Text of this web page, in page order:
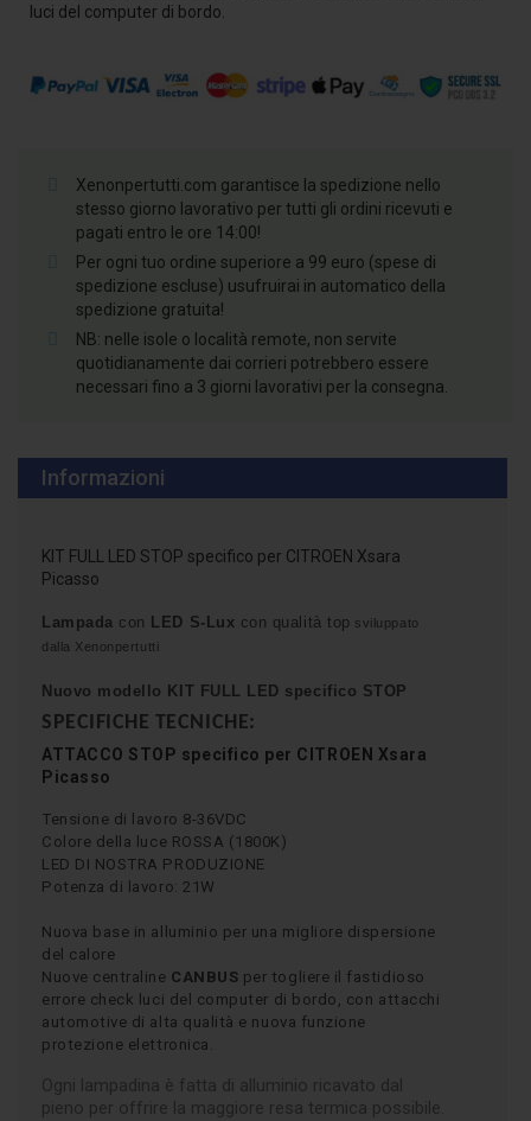
luci del computer di bordo.
Xenonpertutti.com garantisce la spedizione nello
stesso giorno lavorativo per tutti gli ordini ricevuti e
pagati entro le ore 14:00!
Per ogni tuo ordine superiore a 99 euro (spese di
spedizione escluse) usufruirai in automatico della
spedizione gratuita!
NB: nelle isole o località remote, non servite
quotidianamente dai corrieri potrebbero essere
necessari fino a 3 giorni lavorativi per la consegna.
Informazioni
KIT FULL LED STOP specifico per CITROEN Xsara
Picasso
Lampada con LED S-Lux con qualità top sviluppato
dalla Xenonpertutti
Nuovo modello KIT FULL LED specifico STOP
SPECIFICHE TECNICHE:
ATTACCO STOP specifico per CITROEN Xsara
Picasso
Tensione di lavoro 8-36VDC
Colore della luce ROSSA (1800K)
LED DI NOSTRA PRODUZIONE
Potenza di lavoro: 21W
Nuova base in alluminio per una migliore dispersione
del calore
Nuove centraline CANBUS per togliere il fastidioso
errore check luci del computer di bordo, con attacchi
automotive di alta qualità e nuova funzione
protezione elettronica.
Ogni lampadina è fatta di alluminio ricavato dal
pieno per offrire la maggiore resa termica possibile.